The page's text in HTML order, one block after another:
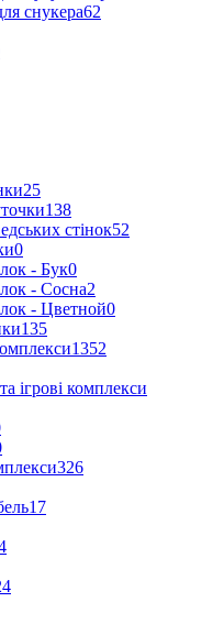
снукера62
25
138
стінок52
0
- Бук0
- Сосна2
- Цветной0
135
1352
ігрові комплекси
326
17